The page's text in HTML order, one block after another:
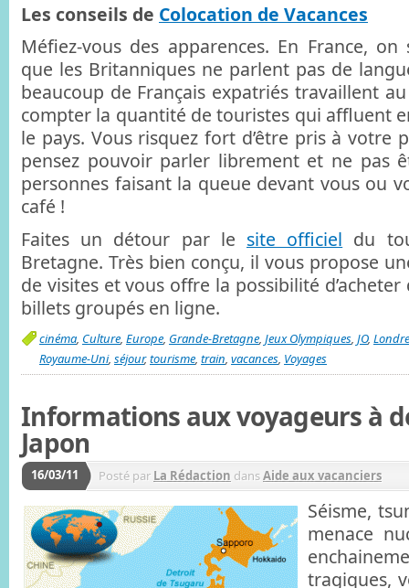
Les conseils de Colocation de Vacances
Méfiez-vous des apparences. En France,
que les Britanniques ne parlent pas de
beaucoup de Français expatriés travaillent
compter la quantité de touristes qui affluent
le pays. Vous risquez fort d’être pris à votre
pensez pouvoir parler librement et ne pas
personnes faisant la queue devant vous ou
café !
Faites un détour par le site officiel du
Bretagne. Très bien conçu, il vous propose
de visites et vous offre la possibilité
billets groupés en ligne.
cinéma, Culture, Europe, Grande-Bretagne, Jeux Olympiques, JO,
Royaume-Uni, séjour,tourisme, train, vacances, Voyages
Informations aux voyageurs à
Japon
16/03/11 Posté par La Rédaction dansAide aux vacanciers
Séisme,
menace
tragiques,